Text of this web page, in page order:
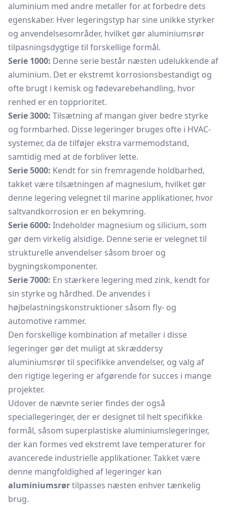
aluminium med andre metaller for at forbedre dets
egenskaber. Hver legeringstyp har sine unikke styrker
og anvendelsesområder, hvilket gør aluminiumsrør
tilpasningsdygtige til forskellige formål.
Serie 1000: Denne serie består næsten udelukkende af
aluminium. Det er ekstremt korrosionsbestandigt og
ofte brugt i kemisk og fødevarebehandling, hvor
renhed er en topprioritet.
Serie 3000: Tilsætning af mangan giver bedre styrke
og formbarhed. Disse legeringer bruges ofte i HVAC-
systemer, da de tilføjer ekstra varmemodstand,
samtidig med at de forbliver lette.
Serie 5000: Kendt for sin fremragende holdbarhed,
takket være tilsætningen af magnesium, hvilket gør
denne legering velegnet til marine applikationer, hvor
saltvandkorrosion er en bekymring.
Serie 6000: Indeholder magnesium og silicium, som
gør dem virkelig alsidige. Denne serie er velegnet til
strukturelle anvendelser såsom broer og
bygningskomponenter.
Serie 7000: En stærkere legering med zink, kendt for
sin styrke og hårdhed. De anvendes i
højbelastningskonstruktioner såsom fly- og
automotive rammer.
Den forskellige kombination af metaller i disse
legeringer gør det muligt at skræddersy
aluminiumsrør til specifikke anvendelser, og valg af
den rigtige legering er afgørende for succes i mange
projekter.
Udover de nævnte serier findes der også
speciallegeringer, der er designet til helt specifikke
formål, såsom superplastiske aluminiumslegeringer,
der kan formes ved ekstremt lave temperaturer for
avancerede industrielle applikationer. Takket være
denne mangfoldighed af legeringer kan
aluminiumsrørtilpasses næsten enhver tænkelig
brug.